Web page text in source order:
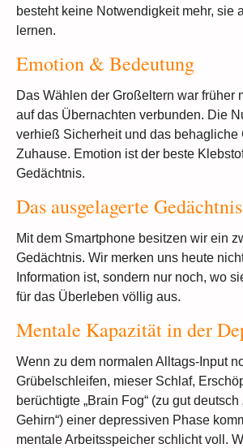
besteht keine Notwendigkeit mehr, sie
lernen.
Emotion & Bedeutung
Das Wählen der Großeltern war früher
auf das Übernachten verbunden. Die
verhieß Sicherheit und das behagliche
Zuhause. Emotion ist der beste
Gedächtnis.
Das ausgelagerte Gedächtnis
Mit dem Smartphone besitzen wir ein
Gedächtnis. Wir merken uns heute
Information ist, sondern nur noch, wo
für das Überleben völlig aus.
Mentale Kapazität in der
Wenn zu dem normalen Alltags-Input
Grübelschleifen, mieser Schlaf,
berüchtigte „Brain Fog“ (zu gut deutsch
Gehirn“) einer depressiven Phase
mentale Arbeitsspeicher schlicht voll.